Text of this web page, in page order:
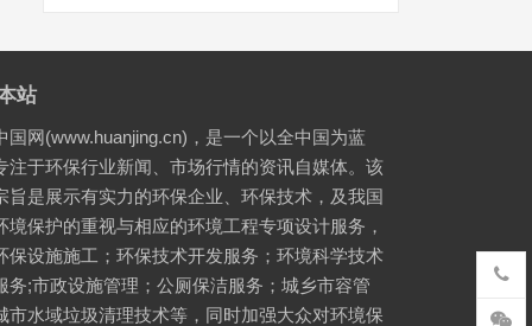
站
国网(www.huanjing.cn)，是一个以全中国为蓝
注于环保行业新闻、市场行情的资讯自媒体。该
旨是展示有实力的环保企业、环保技术，及我国
境保护的重视与相应的环境工程专项设计服务，
保设施施工；环保技术开发服务；环境科学技术
务;市政设施管理；公厕保洁服务；城乡市容管
市水域垃圾清理技术等，同时加强大众对环境保